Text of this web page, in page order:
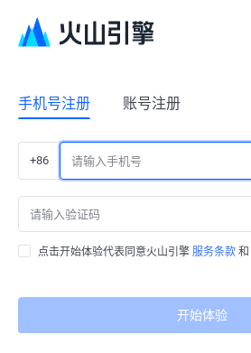
手机号注册 账号注册
+86
点击开始体验代表同意火山引擎 服务条款 和
开始体验